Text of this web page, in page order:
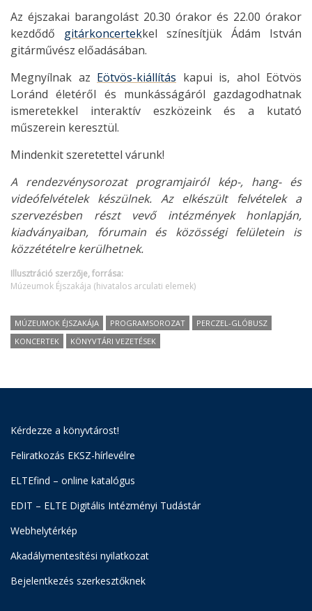
Az éjszakai barangolást 20.30 órakor és 22.00 órakor
kezdődő gitárkoncertekkel színesítjük Ádám István
gitárművész előadásában.
Megnyílnak az Eötvös-kiállítás kapui is, ahol Eötvös
Loránd életéről és munkásságáról gazdagodhatnak
ismeretekkel interaktív eszközeink és a kutató
műszerein keresztül.
Mindenkit szeretettel várunk!
A rendezvénysorozat programjairól kép-, hang- és
videófelvételek készülnek. Az elkészült felvételek a
szervezésben részt vevő intézmények honlapján,
kiadványaiban, fórumain és közösségi felületein is
közzétételre kerülhetnek.
Illusztráció szerzője, forrása:
Múzeumok Éjszakája (hivatalos arculati elemek)
MÚZEUMOK ÉJSZAKÁJA PROGRAMSOROZAT
PERCZEL-GLÓBUSZ
KONCERTEK
KÖNYVTÁRI VEZETÉSEK
Kérdezze a könyvtárost!
Feliratkozás EKSZ-hírlevélre
ELTEfind – online katalógus
EDIT – ELTE Digitális Intézményi Tudástár
Webhelytérkép
Akadálymentesítési nyilatkozat
Bejelentkezés szerkesztőknek